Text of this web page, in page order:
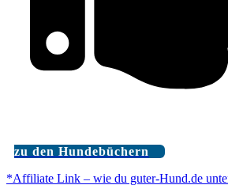
zu den Hundebüchern
*Affiliate Link – wie du guter-Hund.de